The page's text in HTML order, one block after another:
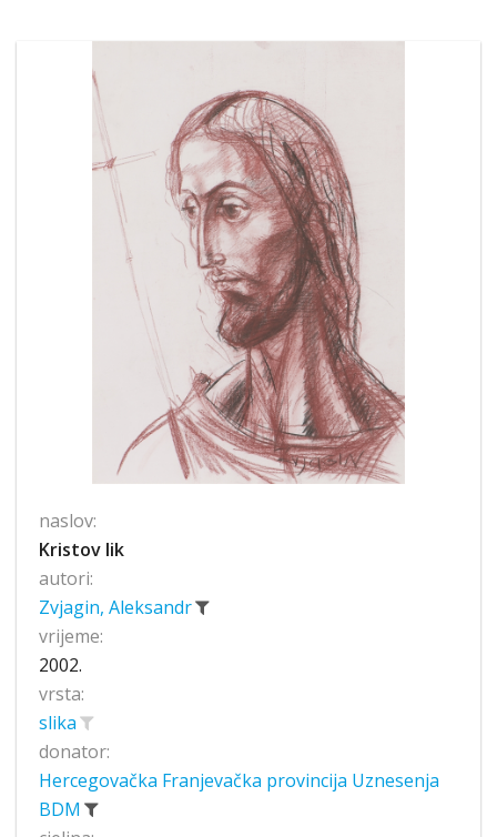
naslov:
Kristov lik
autori:
Zvjagin, Aleksandr
vrijeme:
2002.
vrsta:
slika
donator:
Hercegovačka Franjevačka provincija Uznesenja
BDM